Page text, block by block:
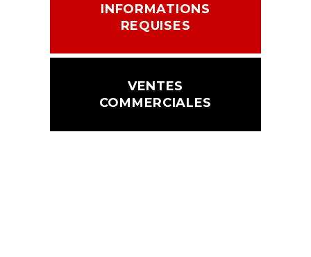
INFORMATIONS
REQUISES
VENTES
COMMERCIALES